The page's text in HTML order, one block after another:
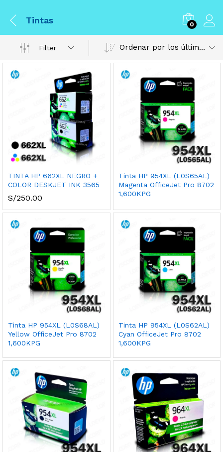
Tintas 0
Filter Ordenar por los últimos
TINTA HP 662XL NEGRO +
COLOR DESKJET INK 3565
S/250.00
Tinta HP 954XL (L0S65AL)
Magenta OfficeJet Pro 8702
1,600KPG
Tinta HP 954XL (L0S68AL)
Yellow OfficeJet Pro 8702
1,600KPG
Tinta HP 954XL (L0S62AL)
Cyan OfficeJet Pro 8702
1,600KPG